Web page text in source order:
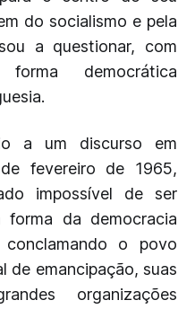
do socialismo e pela
a questionar, com
democrática
a um discurso em
fevereiro de 1965,
impossível de ser
forma da democracia
o povo
de emancipação, suas
organizações